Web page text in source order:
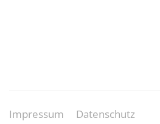
Impressum Datenschutz